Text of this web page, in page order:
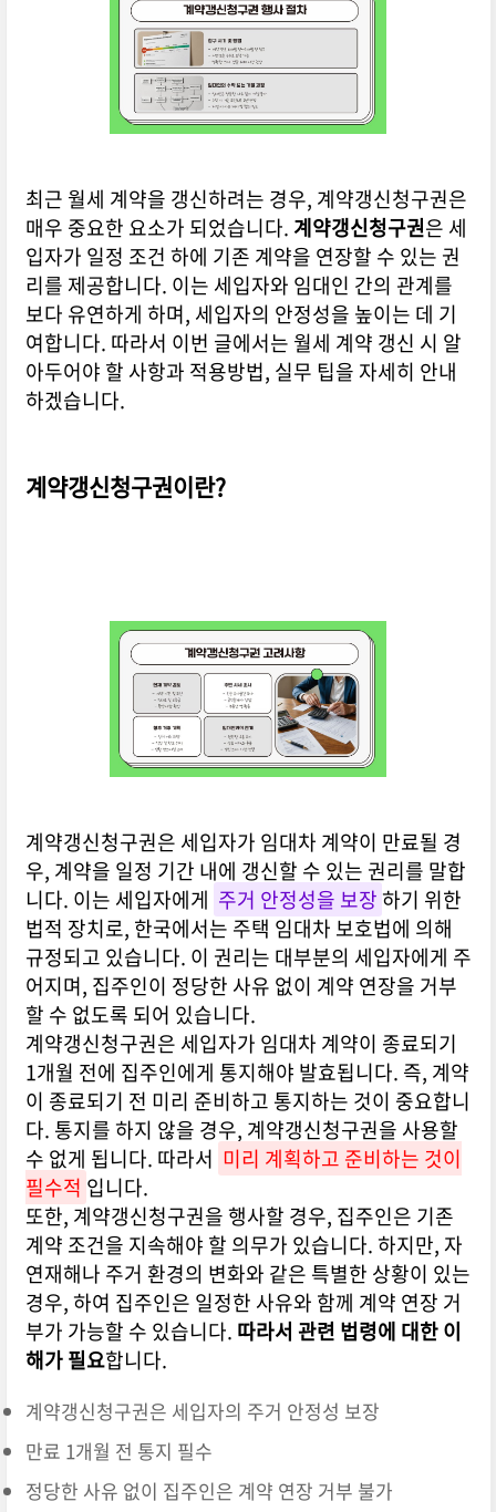
록 돕는 정보를 제공하겠습니다.
최근 월세 계약을 갱신하려는 경우, 계약갱신청구권은
매우 중요한 요소가 되었습니다. 계약갱신청구권은 세
입자가 일정 조건 하에 기존 계약을 연장할 수 있는 권
리를 제공합니다. 이는 세입자와 임대인 간의 관계를
보다 유연하게 하며, 세입자의 안정성을 높이는 데 기
여합니다. 따라서 이번 글에서는 월세 계약 갱신 시 알
아두어야 할 사항과 적용방법, 실무 팁을 자세히 안내
하겠습니다.
계약갱신청구권이란?
계약갱신청구권은 세입자가 임대차 계약이 만료될 경
우, 계약을 일정 기간 내에 갱신할 수 있는 권리를 말합
니다. 이는 세입자에게 주거 안정성을 보장하기 위한
법적 장치로, 한국에서는 주택 임대차 보호법에 의해
규정되고 있습니다. 이 권리는 대부분의 세입자에게 주
어지며, 집주인이 정당한 사유 없이 계약 연장을 거부
할 수 없도록 되어 있습니다.
계약갱신청구권은 세입자가 임대차 계약이 종료되기
1개월 전에 집주인에게 통지해야 발효됩니다. 즉, 계약
이 종료되기 전 미리 준비하고 통지하는 것이 중요합니
다. 통지를 하지 않을 경우, 계약갱신청구권을 사용할
수 없게 됩니다. 따라서 미리 계획하고 준비하는 것이
필수적 입니다.
또한, 계약갱신청구권을 행사할 경우, 집주인은 기존
계약 조건을 지속해야 할 의무가 있습니다. 하지만, 자
연재해나 주거 환경의 변화와 같은 특별한 상황이 있는
경우, 하여 집주인은 일정한 사유와 함께 계약 연장 거
부가 가능할 수 있습니다. 따라서 관련 법령에 대한 이
해가 필요합니다.
계약갱신청구권은 세입자의 주거 안정성 보장
만료 1개월 전 통지 필수
정당한 사유 없이 집주인은 계약 연장 거부 불가